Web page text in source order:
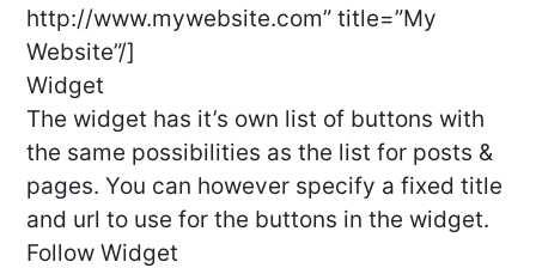
http://www.mywebsite.com” title=”My
Website”/]
Widget
The widget has it’s own list of buttons with
the same possibilities as the list for posts &
pages. You can however specify a fixed title
and url to use for the buttons in the widget.
Follow Widget